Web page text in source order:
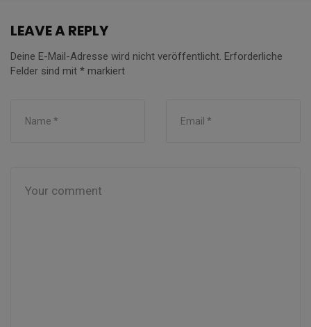
LEAVE A REPLY
Deine E-Mail-Adresse wird nicht veröffentlicht. Erforderliche
Felder sind mit * markiert